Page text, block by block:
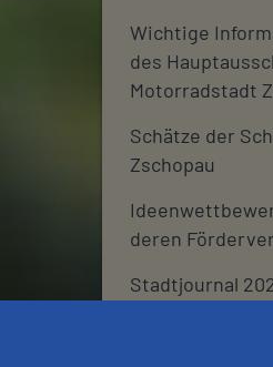
Wichtige
des
Motorradstadt
Schätze der
Zschopau
deren
Stadtjournal